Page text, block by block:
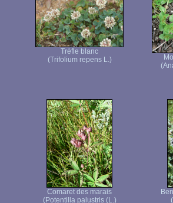
Trèfle blanc
(Trifolium repens L.)
Comaret des marais
(Potentilla palustris (L.)